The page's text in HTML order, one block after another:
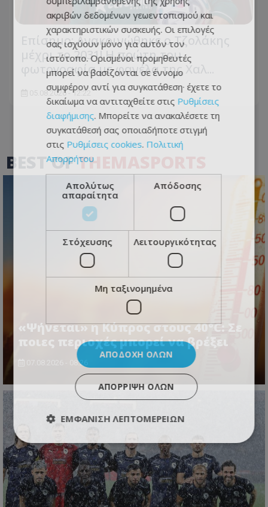
Επίσημο: Ανακοινώθηκε ο Τζολάκης
μέχρι το 2031! Η πρώτη του
φωτογραφία με φανέλα της Χαλ...
05.08.2026 - 12:22
BEST OFTHEMASPORTS
«Ψήνεται» η Κύπρος στους 40°C: Σε
ποιες περιοχές μπορεί να βρέξει
07.08.2026 - 08:26
ακριβών δεδομένων γεωεντοπισμού και
χαρακτηριστικών συσκευής. Οι επιλογές
σας ισχύουν μόνο για αυτόν τον
ιστότοπο. Ορισμένοι προμηθευτές
μπορεί να βασίζονται σε έννομο
συμφέρον αντί για συγκατάθεση· έχετε το
δικαίωμα να αντιταχθείτε στις Ρυθμίσεις
διαφήμισης. Μπορείτε να ανακαλέσετε τη
συγκατάθεσή σας οποιαδήποτε στιγμή
στις Ρυθμίσεις cookies. Πολιτική
Απορρήτου
Απολύτως
απαραίτητα
Απόδοσης
Στόχευσης Λειτουργικότητας
Μη ταξινομημένα
ΑΠΟΔΟΧΉ ΌΛΩΝ
ΑΠΌΡΡΙΨΗ ΌΛΩΝ
ΕΜΦΆΝΙΣΗ ΛΕΠΤΟΜΕΡΕΙΏΝ